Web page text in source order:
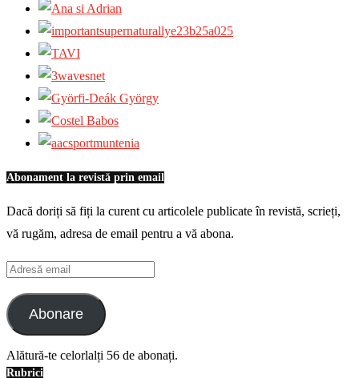
Abonament la revistă prin email
Dacă doriți să fiți la curent cu articolele publicate în revistă, scrieți,
vă rugăm, adresa de email pentru a vă abona.
Adresă
email
Abonare
Alătură-te celorlalți 56 de abonați.
Rubrici